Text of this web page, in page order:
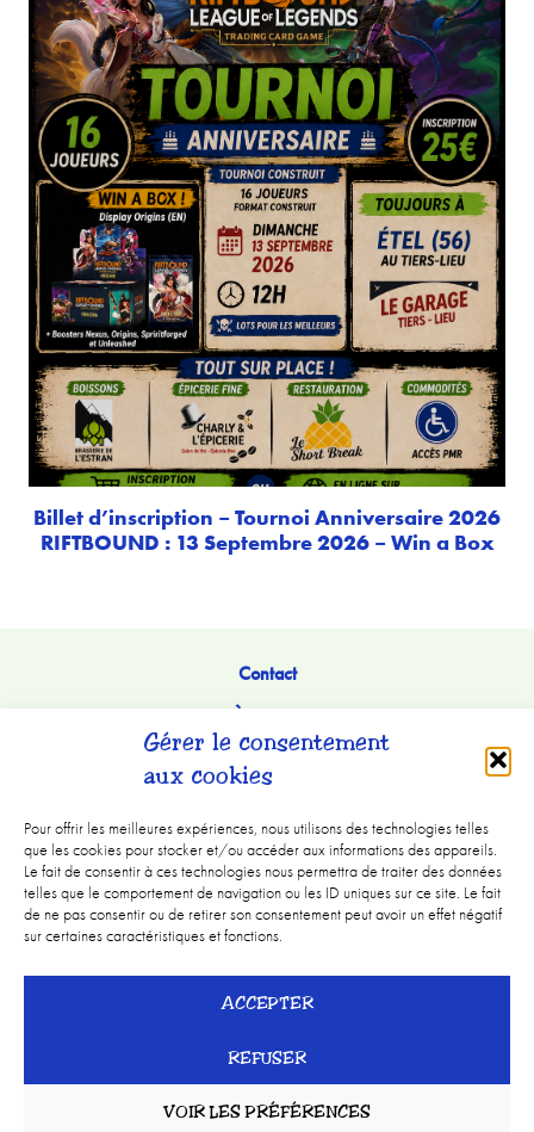
Gérer le consentement
aux cookies
Pour offrir les meilleures expériences, nous utilisons des technologies telles
que les cookies pour stocker et/ou accéder aux informations des appareils.
Le fait de consentir à ces technologies nous permettra de traiter des données
telles que le comportement de navigation ou les ID uniques sur ce site. Le fait
de ne pas consentir ou de retirer son consentement peut avoir un effet négatif
sur certaines caractéristiques et fonctions.
ACCEPTER
REFUSER
VOIR LES PRÉFÉRENCES
Billet d’inscription – Tournoi Anniversaire 2026
RIFTBOUND : 13 Septembre 2026 – Win a Box
Contact
À Propos